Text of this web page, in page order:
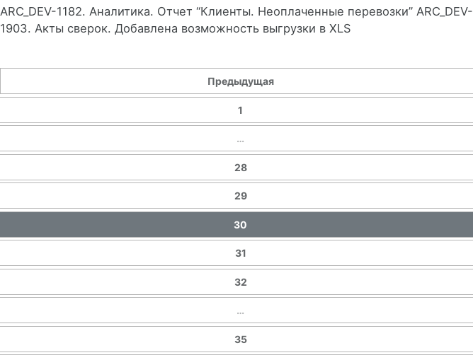
ARC_DEV-1182. Аналитика. Отчет “Клиенты. Неоплаченные перевозки” ARC_DEV-
1903. Акты сверок. Добавлена возможность выгрузки в XLS
Предыдущая
1
…
28
29
30
31
32
…
35